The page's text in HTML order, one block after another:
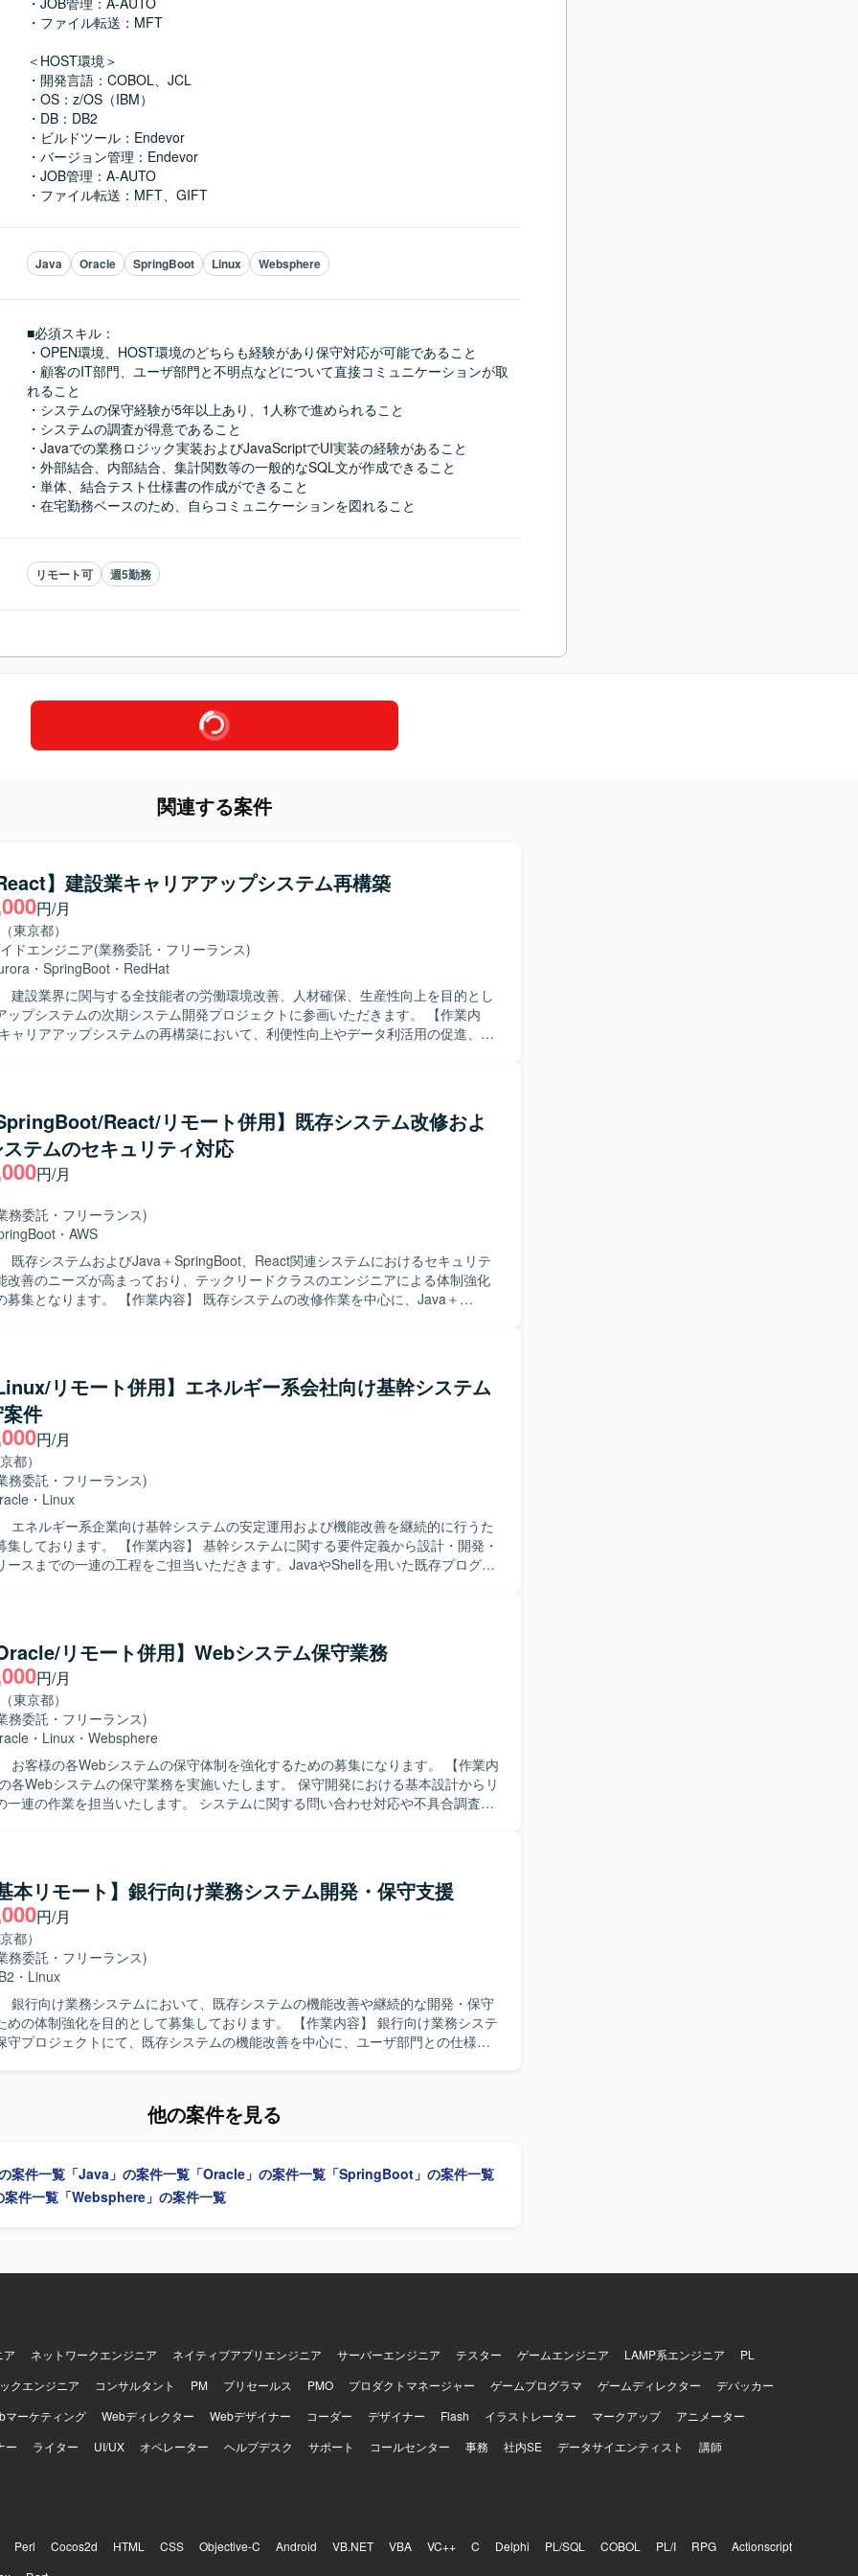
・ファイル転送：MFT
＜HOST環境＞
・開発言語：COBOL、JCL
・OS：z/OS（IBM）
・DB：DB2
・ビルドツール：Endevor
・バージョン管理：Endevor
・JOB管理：A-AUTO
・ファイル転送：MFT、GIFT
Java Oracle SpringBoot Linux Websphere
■必須スキル：
・OPEN環境、HOST環境のどちらも経験があり保守対応が可能であること
・顧客のIT部門、ユーザ部門と不明点などについて直接コミュニケーションが取
れること
・システムの保守経験が5年以上あり、1人称で進められること
・システムの調査が得意であること
・Javaでの業務ロジック実装およびJavaScriptでUI実装の経験があること
・外部結合、内部結合、集計関数等の一般的なSQL文が作成できること
・単体、結合テスト仕様書の作成ができること
・在宅勤務ベースのため、自らコミュニケーションを図れること
リモート可 週5勤務
関連する案件
】建設業キャリアアップシステム再構築
円/月
東京都）
ドエンジニア(業務委託・フリーランス)
・ SpringBoot ・ RedHat
建設業界に関与する全技能者の労働環境改善、人材確保、生産性向上を目的とし
プシステムの次期システム開発プロジェクトに参画いただきます。 【作業内
ャリアアップシステムの再構築において、利便性向上やデータ利活用の促進、安
いただきます。 【求める人物像】 システムの目的や業務背景を理
題や不明点を洗い出して関係者と調整しながら設計・実装を進められる方を求め
チームメンバーと連携しながら主体的に動き、品質と生産性の両立を意識して業
【ポジションの魅力】 社会インフラとしての役割を担うキ
システムの再構築に上流工程から関わることができ、大規模なデータ移行やクラ
用したシステム開発の経験を積むことができます。 アプリケーション開発とデー
められる環境です。 【開発環境】 Java、React、Amazon Aurora
Red Hat Enterprise Linux、Spring Boot などを用いたWeb業務アプリケーション
タ移行を行っております。
React/リモート併用】既存システム改修およ
テムのセキュリティ対応
円/月
務委託・フリーランス)
・ AWS
既存システムおよびJava＋SpringBoot、React関連システムにおけるセキュリテ
改善のニーズが高まっており、テックリードクラスのエンジニアによる体制強化
内容】 既存システムの改修作業を中心に、Java＋
いただきます。現行メンバーと連携しつつ、品質と生産性を意識した開発をリー
ドだけでなく、ユーザーとのコミュニケ
じて要件や仕様を整理し、最適な提案ができる方を求めています。AIツールの活
技術にも前向きに取り組み、自ら工夫しながら品質向上と生産性向上を両立でき
いです。チームメンバーと協調してプロジェクトを推進できる方を歓迎いたしま
バージョンアップといった上流寄りの技術課題に取り組むことができます。AIツ
に活用しながら開発プロセスの改善に携われるため、最新の開発スタイルを実践
ます。ユーザーとの直接調整を通じて、技術とビジネスの両面からスキルを高め
を中心としたバックエンド環境と、
フロントエンド環境での開発となります。インフラにはAWSを利用しており、AI
リモート併用】エネルギー系会社向け基幹システム
件
円/月
都）
務委託・フリーランス)
・ Linux
エネルギー系企業向け基幹システムの安定運用および機能改善を継続的に行うた
容】 基幹システムに関する要件定義から設計・開発・
ースまでの一連の工程をご担当いただきます。JavaやShellを用いた既存プログラ
像】 上流から下流まで一貫して主体的に取り組める方を求めております。既存シ
理解やプログラム解析を粘り強く行える方、関係者と連携しながら安定稼働を第
動できる方を歓迎いたします。新しい技術や周辺環境のキャッチアップにも前向
ます。 【ポジションの魅力】 長期にわたりエネルギー系基幹
持保守に携わることで、業務知識と技術スキルの双方を深めていただけます。要
守まで幅広い工程を担当するため、上流工程の経験を積みながら、インフラやク
ェアなど周辺技術にも触れられる環境となっております。 【開発環境】 Java
用いた開発環境で、Linux上での運用となっております。OracleやDb2などを含む
ェアやジョブ管理ツールを利用したシステム構成となっております。
リモート併用】Webシステム保守業務
円/月
東京都）
務委託・フリーランス)
・ Linux ・ Websphere
客様の各Webシステムの保守体制を強化するための募集になります。 【作業内
各Webシステムの保守業務を実施いたします。 保守開発における基本設計からリ
一連の作業を担当いたします。 システムに関する問い合わせ対応や不具合調査な
設計からリリースまで一貫した経験を積むことができます。 問い合わせ対応や不
て、システム全体の構造理解や問題解決力を高めることができます。 【開発環
るWebシステム、Oracleデータベース、Linux環境での保守開発を行います。
本リモート】銀行向け業務システム開発・保守支援
円/月
都）
務委託・フリーランス)
・ Linux
銀行向け業務システムにおいて、既存システムの機能改善や継続的な開発・保守
強化を目的として募集しております。 【作業内容】 銀行向け業務システ
守プロジェクトにて、既存システムの機能改善を中心に、ユーザ部門との仕様調
査や情報整理を行い、主体的に業務を推進していただける方を求めております。
を深めながらスキルを磨いていただけます。また、生成AIツールを活用した調
ーディングの効率化に取り組めるため、新しい技術への知見も広げていただけま
他の案件を見る
案件一覧 「Java」の案件一覧 「Oracle」の案件一覧 「SpringBoot」の案件一覧
件一覧 「Websphere」の案件一覧
ア ネットワークエンジニア ネイティブアプリエンジニア サーバーエンジニア テスター ゲームエンジニア LAMP系エンジニア
PL
クエンジニア
コンサルタント PM プリセールス PMO プロダクトマネージャー ゲームプログラマ ゲームディレクター
デバッカー
マーケティング
Webディレクター Webデザイナー コーダー デザイナー Flash イラストレーター マークアップ
アニメーター
ー
ライター UI/UX オペレーター ヘルプデスク サポート コールセンター 事務 社内SE データサイエンティスト 講師
Perl Cocos2d HTML CSS Objective-C Android VB.NET VBA VC++ C Delphi PL/SQL COBOL PL/I RPG
Actionscript